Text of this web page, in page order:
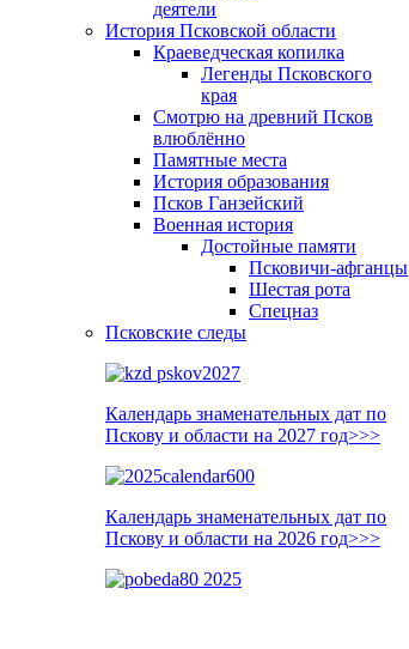
деятели
История Псковской области
Краеведческая копилка
Легенды Псковского
края
Смотрю на древний Псков
влюблённо
Памятные места
История образования
Псков Ганзейский
Военная история
Достойные памяти
Псковичи-афганцы
Шестая рота
Спецназ
Псковские следы
Календарь знаменательных дат по
Пскову и области на 2027 год>>>
Календарь знаменательных дат по
Пскову и области на 2026 год>>>